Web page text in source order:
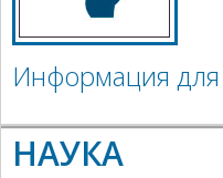
Информация
НАУКА